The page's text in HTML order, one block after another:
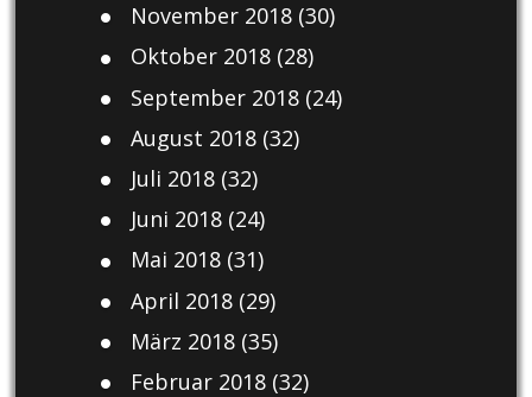
November 2018(30)
Oktober 2018(28)
September 2018(24)
August 2018(32)
Juli 2018(32)
Juni 2018(24)
Mai 2018(31)
April 2018(29)
März 2018(35)
Februar 2018(32)